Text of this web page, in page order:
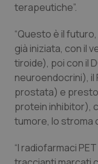
terapeutiche”.
“Questo è il
già iniziata, con il
tiroide), poi con il
neuroendocrini), il
prostata) e
protein inhibitor),
tumore, lo stroma
“I radiofarmaci